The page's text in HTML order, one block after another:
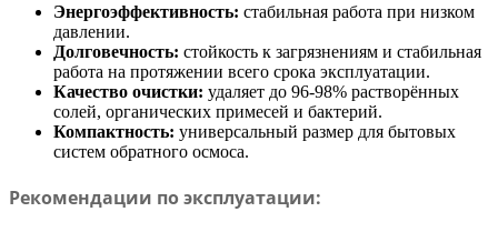
Энергоэффективность: стабильная работа при низком
давлении.
Долговечность: стойкость к загрязнениям и стабильная
работа на протяжении всего срока эксплуатации.
Качество очистки: удаляет до 96-98% растворённых
солей, органических примесей и бактерий.
Компактность: универсальный размер для бытовых
систем обратного осмоса.
Рекомендации по эксплуатации: